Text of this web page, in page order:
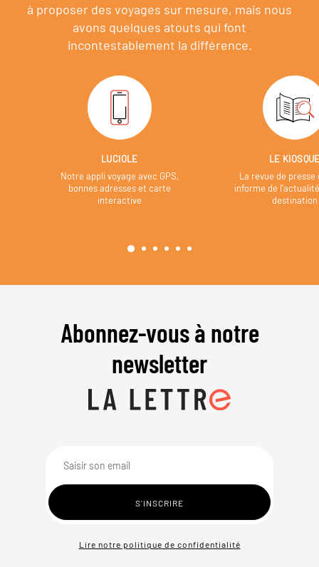
à proposer des voyages sur mesure, mais nous
avons quelques atouts qui font
incontestablement la différence.
LUCIOLE
Notre appli voyage avec GPS,
bonnes adresses et carte
interactive
LE
La revue de presse
informe de
destination
Abonnez-vous à notre
newsletter
Lire notre politique de confidentialité